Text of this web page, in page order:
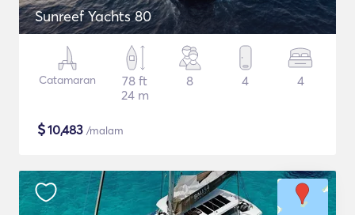
Sunreef Yachts 80
Catamaran
78 ft
24 m
8 4 4
$10,483 /malam